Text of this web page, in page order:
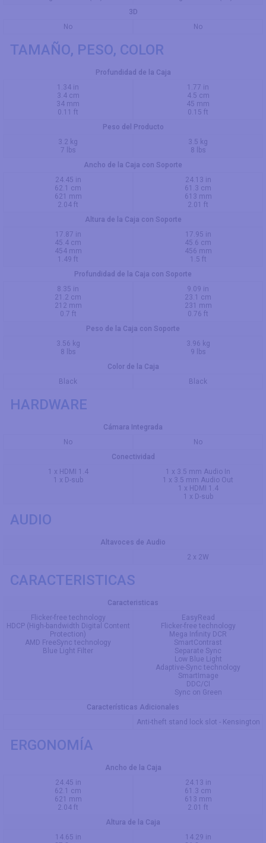
3D
No
No
TAMAÑO, PESO, COLOR
Profundidad de la Caja
1.34 in
3.4 cm
34 mm
0.11 ft
1.77 in
4.5 cm
45 mm
0.15 ft
Peso del Producto
3.2 kg
7 lbs
3.5 kg
8 lbs
Ancho de la Caja con Soporte
24.45 in
62.1 cm
621 mm
2.04 ft
24.13 in
61.3 cm
613 mm
2.01 ft
Altura de la Caja con Soporte
17.87 in
45.4 cm
454 mm
1.49 ft
17.95 in
45.6 cm
456 mm
1.5 ft
Profundidad de la Caja con Soporte
8.35 in
21.2 cm
212 mm
0.7 ft
9.09 in
23.1 cm
231 mm
0.76 ft
Peso de la Caja con Soporte
3.56 kg
8 lbs
3.96 kg
9 lbs
Color de la Caja
Black
Black
HARDWARE
Cámara Integrada
No
No
Conectividad
1 x HDMI 1.4
1 x D-sub
1 x 3.5 mm Audio In
1 x 3.5 mm Audio Out
1 x HDMI 1.4
1 x D-sub
AUDIO
Altavoces de Audio
2 x 2W
CARACTERISTICAS
Caracteristicas
Flicker-free technology
HDCP (High-bandwidth Digital Content
Protection)
AMD FreeSync technology
Blue Light Filter
EasyRead
Flicker-free technology
Mega Infinity DCR
SmartContrast
Separate Sync
Low Blue Light
Adaptive-Sync technology
SmartImage
DDC/CI
Sync on Green
Características Adicionales
Anti-theft stand lock slot - Kensington
ERGONOMÍA
Ancho de la Caja
24.45 in
62.1 cm
621 mm
2.04 ft
24.13 in
61.3 cm
613 mm
2.01 ft
Altura de la Caja
14.65 in
14.29 in